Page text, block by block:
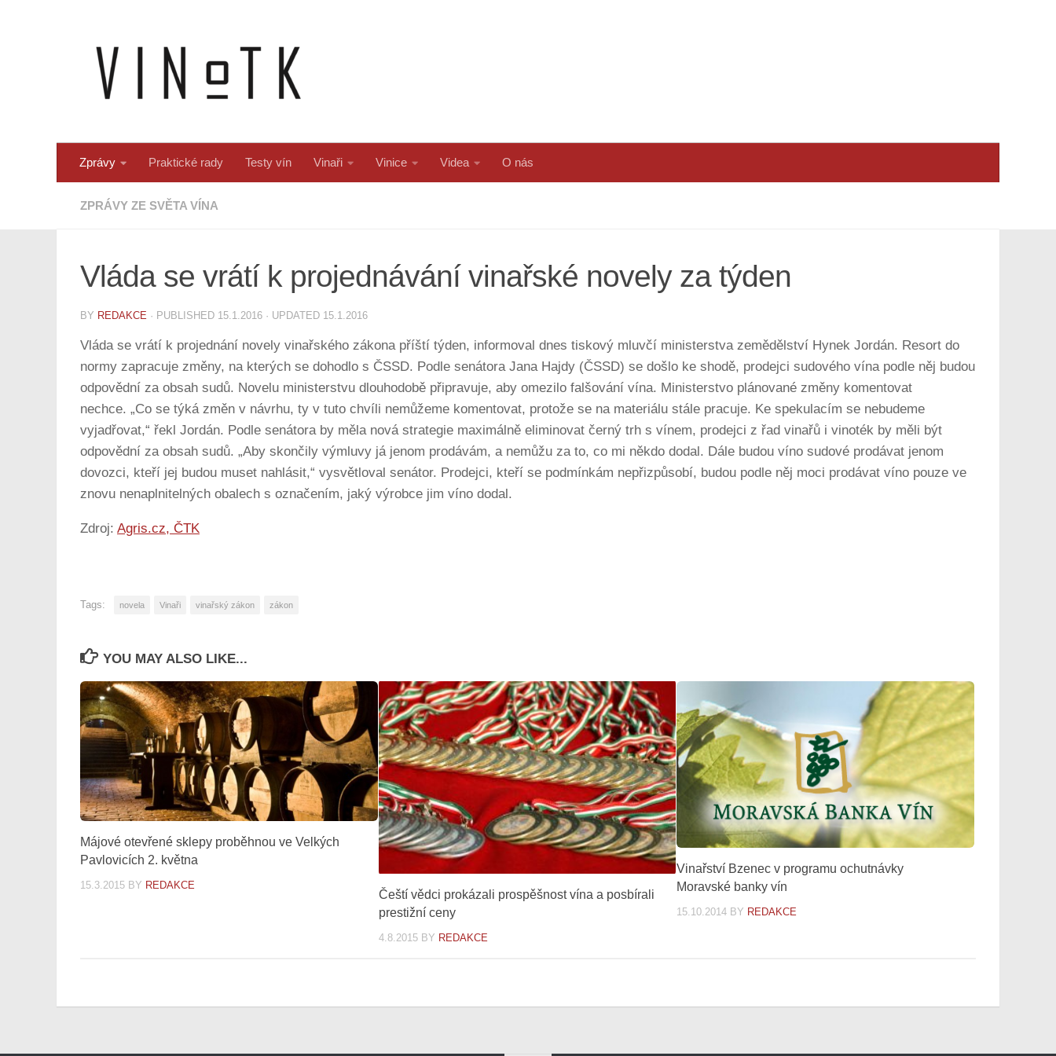
Zprávy Praktické rady Testy vín Vinaři Vinice Videa O nás
ZPRÁVY ZE SVĚTA VÍNA
Vláda se vrátí k projednávání vinařské novely za týden
BY REDAKCE · PUBLISHED 15.1.2016 · UPDATED 15.1.2016
Vláda se vrátí k projednání novely vinařského zákona příští týden, informoval dnes tiskový mluvčí ministerstva zemědělství Hynek Jordán. Resort do
normy zapracuje změny, na kterých se dohodlo s ČSSD. Podle senátora Jana Hajdy (ČSSD) se došlo ke shodě, prodejci sudového vína podle něj budou
odpovědní za obsah sudů. Novelu ministerstvu dlouhodobě připravuje, aby omezilo falšování vína. Ministerstvo plánované změny komentovat
nechce. „Co se týká změn v návrhu, ty v tuto chvíli nemůžeme komentovat, protože se na materiálu stále pracuje. Ke spekulacím se nebudeme
vyjadřovat,“ řekl Jordán. Podle senátora by měla nová strategie maximálně eliminovat černý trh s vínem, prodejci z řad vinařů i vinoték by měli být
odpovědní za obsah sudů. „Aby skončily výmluvy já jenom prodávám, a nemůžu za to, co mi někdo dodal. Dále budou víno sudové prodávat jenom
dovozci, kteří jej budou muset nahlásit,“ vysvětloval senátor. Prodejci, kteří se podmínkám nepřizpůsobí, budou podle něj moci prodávat víno pouze ve
znovu nenaplnitelných obalech s označením, jaký výrobce jim víno dodal.
Zdroj: Agris.cz, ČTK
Tags: novela Vinaři vinařský zákon zákon
YOU MAY ALSO LIKE...
Májové otevřené sklepy proběhnou ve Velkých
Pavlovicích 2. května
15.3.2015 BY REDAKCE
Čeští vědci prokázali prospěšnost vína a posbírali
prestižní ceny
4.8.2015BY REDAKCE
Vinařství Bzenec v programu ochutnávky
Moravské banky vín
15.10.2014 BY REDAKCE